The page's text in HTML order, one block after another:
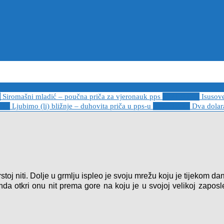
Siromašni mladić – poučna priča za vjeronauk pps
Ljubimo (li) bližnje – duhovita priča u pps-u
Dva
niti. Dolje u grmlju ispleo je svoju mrežu koju je tijekom
otkri onu nit prema gore na koju je u svojoj velikoj